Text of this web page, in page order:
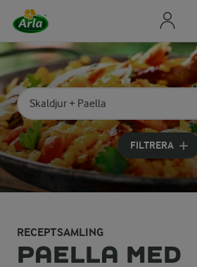
Sök på kategori eller ingrediens
Skriv in sökord för att få förslag
FILTRERA
RECEPTSAMLING
PAELLA MED